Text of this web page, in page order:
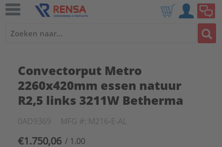
Convectorput Metro
2260x420mm essen natuur
R2,5 links 3211W Betherma
0AD9369 MFG #: M216-E-AL
€1.750,06 / 1.00